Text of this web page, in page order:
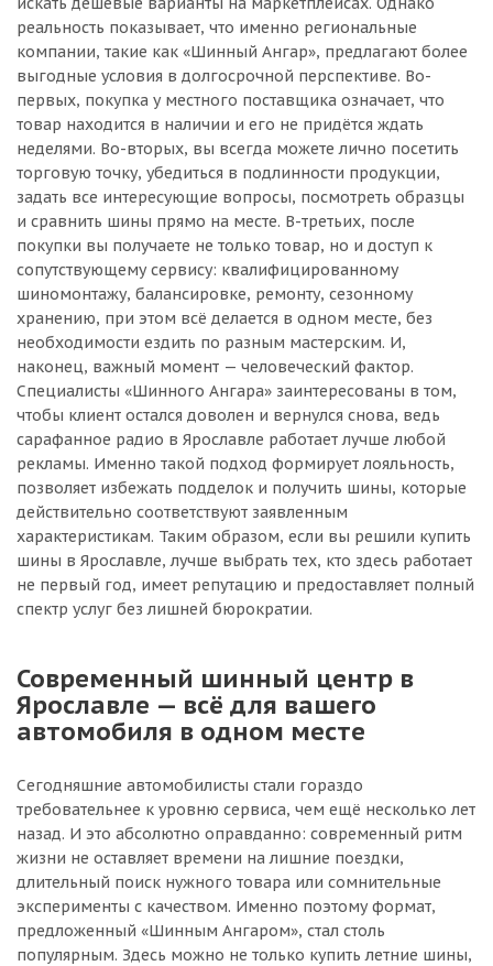
реальность показывает, что именно региональные
компании, такие как «Шинный Ангар», предлагают более
выгодные условия в долгосрочной перспективе. Во-
первых, покупка у местного поставщика означает, что
товар находится в наличии и его не придётся ждать
неделями. Во-вторых, вы всегда можете лично посетить
торговую точку, убедиться в подлинности продукции,
задать все интересующие вопросы, посмотреть образцы
и сравнить шины прямо на месте. В-третьих, после
покупки вы получаете не только товар, но и доступ к
сопутствующему сервису: квалифицированному
шиномонтажу, балансировке, ремонту, сезонному
хранению, при этом всё делается в одном месте, без
необходимости ездить по разным мастерским. И,
наконец, важный момент — человеческий фактор.
Специалисты «Шинного Ангара» заинтересованы в том,
чтобы клиент остался доволен и вернулся снова, ведь
сарафанное радио в Ярославле работает лучше любой
рекламы. Именно такой подход формирует лояльность,
позволяет избежать подделок и получить шины, которые
действительно соответствуют заявленным
характеристикам. Таким образом, если вы решили купить
шины в Ярославле, лучше выбрать тех, кто здесь работает
не первый год, имеет репутацию и предоставляет полный
спектр услуг без лишней бюрократии.
Современный шинный центр в
Ярославле — всё для вашего
автомобиля в одном месте
Сегодняшние автомобилисты стали гораздо
требовательнее к уровню сервиса, чем ещё несколько лет
назад. И это абсолютно оправданно: современный ритм
жизни не оставляет времени на лишние поездки,
длительный поиск нужного товара или сомнительные
эксперименты с качеством. Именно поэтому формат,
предложенный «Шинным Ангаром», стал столь
популярным. Здесь можно не только купить летние шины,